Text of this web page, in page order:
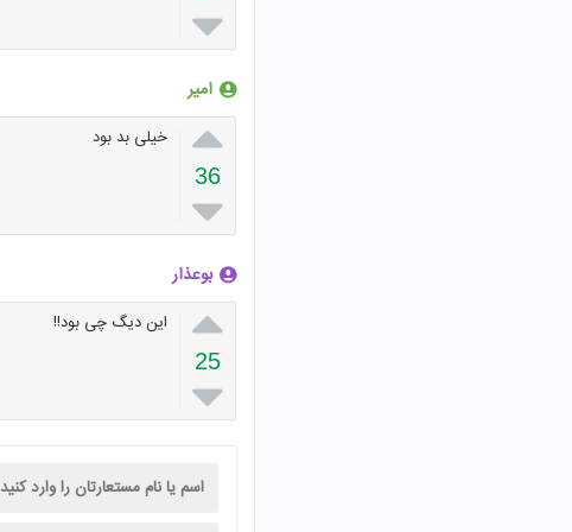

امیر

36

خیلی بد بود
بوعذار

25

این دیگ چی بود!!